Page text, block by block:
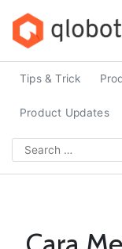
content
Tips & Trick
Product Updates
Search
for: